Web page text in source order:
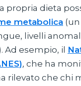
propria dieta
metabolica
livelli
Ad esempio, il
, che ha
rilevato che